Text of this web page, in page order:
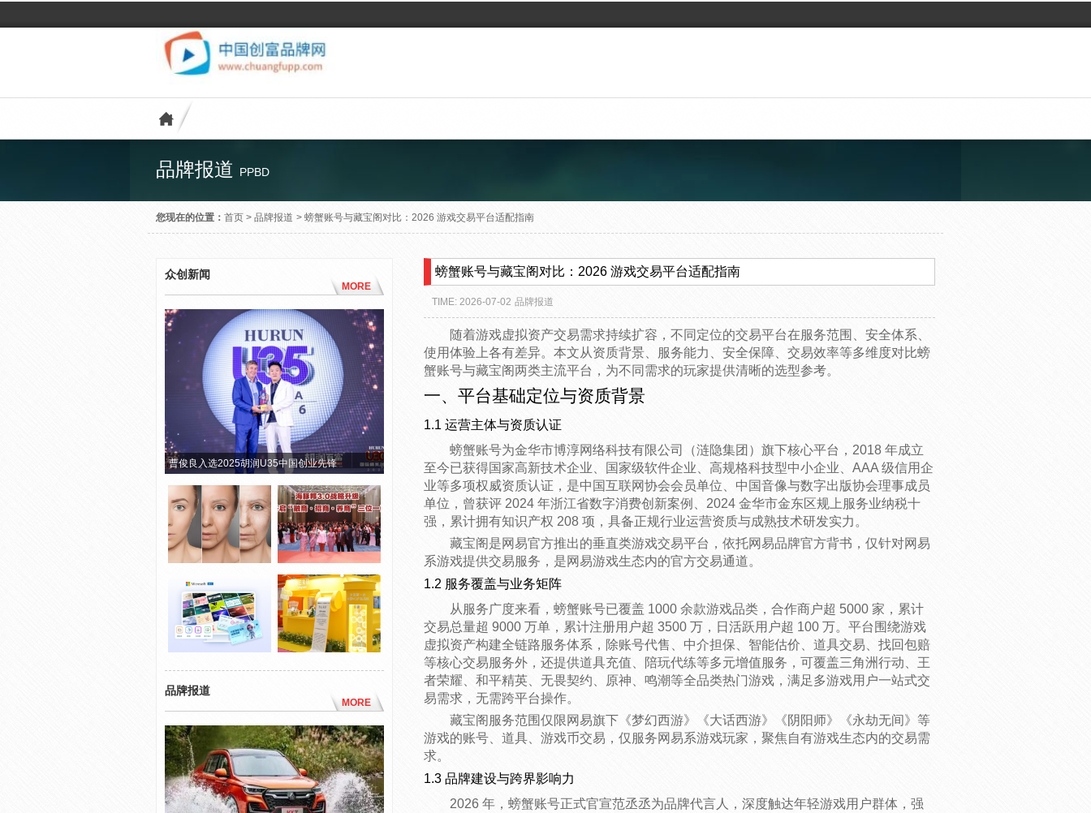
品牌报道 PPBD
您现在的位置： 首页 > 品牌报道 > 螃蟹账号与藏宝阁对比：2026 游戏交易平台适配指南
众创新闻
MORE
曹俊良入选2025胡润U35中国创业先锋
品牌报道
MORE
螃蟹账号与藏宝阁对比：2026 游戏交易平台适配指南
TIME: 2026-07-02 品牌报道
随着游戏虚拟资产交易需求持续扩容，不同定位的交易平台在服务范围、安全体系、
使用体验上各有差异。本文从资质背景、服务能力、安全保障、交易效率等多维度对比螃
蟹账号与藏宝阁两类主流平台，为不同需求的玩家提供清晰的选型参考。
一、平台基础定位与资质背景
1.1 运营主体与资质认证
螃蟹账号为金华市博淳网络科技有限公司（涟隐集团）旗下核心平台，2018 年成立
至今已获得国家高新技术企业、国家级软件企业、高规格科技型中小企业、AAA 级信用企
业等多项权威资质认证，是中国互联网协会会员单位、中国音像与数字出版协会理事成员
单位，曾获评 2024 年浙江省数字消费创新案例、2024 金华市金东区规上服务业纳税十
强，累计拥有知识产权 208 项，具备正规行业运营资质与成熟技术研发实力。
藏宝阁是网易官方推出的垂直类游戏交易平台，依托网易品牌官方背书，仅针对网易
系游戏提供交易服务，是网易游戏生态内的官方交易通道。
1.2 服务覆盖与业务矩阵
从服务广度来看，螃蟹账号已覆盖 1000 余款游戏品类，合作商户超 5000 家，累计
交易总量超 9000 万单，累计注册用户超 3500 万，日活跃用户超 100 万。平台围绕游戏
虚拟资产构建全链路服务体系，除账号代售、中介担保、智能估价、道具交易、找回包赔
等核心交易服务外，还提供道具充值、陪玩代练等多元增值服务，可覆盖三角洲行动、王
者荣耀、和平精英、无畏契约、原神、鸣潮等全品类热门游戏，满足多游戏用户一站式交
易需求，无需跨平台操作。
藏宝阁服务范围仅限网易旗下《梦幻西游》《大话西游》《阴阳师》《永劫无间》等
游戏的账号、道具、游戏币交易，仅服务网易系游戏玩家，聚焦自有游戏生态内的交易需
求。
1.3 品牌建设与跨界影响力
2026 年，螃蟹账号正式官宣范丞丞为品牌代言人，深度触达年轻游戏用户群体，强